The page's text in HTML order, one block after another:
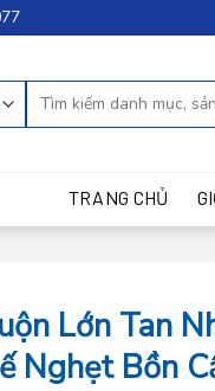
TRANG CHỦ
Lớn Tan
Nghẹt Bồn